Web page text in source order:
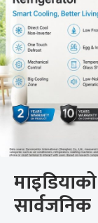
सार्वजनिक